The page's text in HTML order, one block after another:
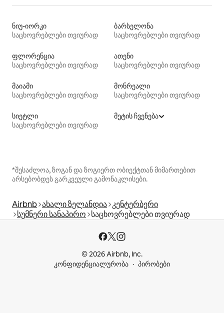
ნიუ-იორკი
საცხოვრებლები თვიურად
ბარსელონა
საცხოვრებლები თვიურად
ფლორენცია
საცხოვრებლები თვიურად
ათენი
საცხოვრებლები თვიურად
მაიამი
საცხოვრებლები თვიურად
მონრეალი
საცხოვრებლები თვიურად
სიეტლი
საცხოვრებლები თვიურად
მეტის ჩვენება
*შესაძლოა, ზოგან და ზოგიერთ ობიექტთან მიმართებით
არსებობდეს გარკვეული გამონაკლისები.
Airbnb ახალი ზელანდია კენტერბერი
სუმნერი სანაპირო საცხოვრებლები თვიურად
© 2026 Airbnb, Inc.
კონფიდენციალურობა
პირობები